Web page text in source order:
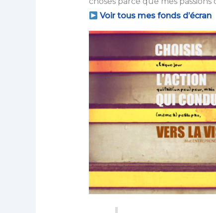
Voir tous mes fonds d’écran